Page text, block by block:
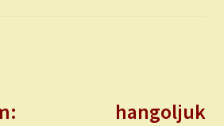
hangoljuk